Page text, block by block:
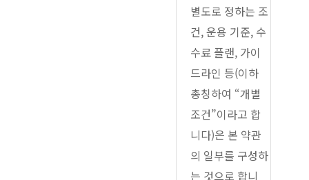
별도로 정하는 조
건, 운용 기준, 수
수료 플랜, 가이
드라인 등(이하
총칭하여 “개별
조건”이라고 합
니다)은 본 약관
의 일부를 구성하
는 것으로 합니